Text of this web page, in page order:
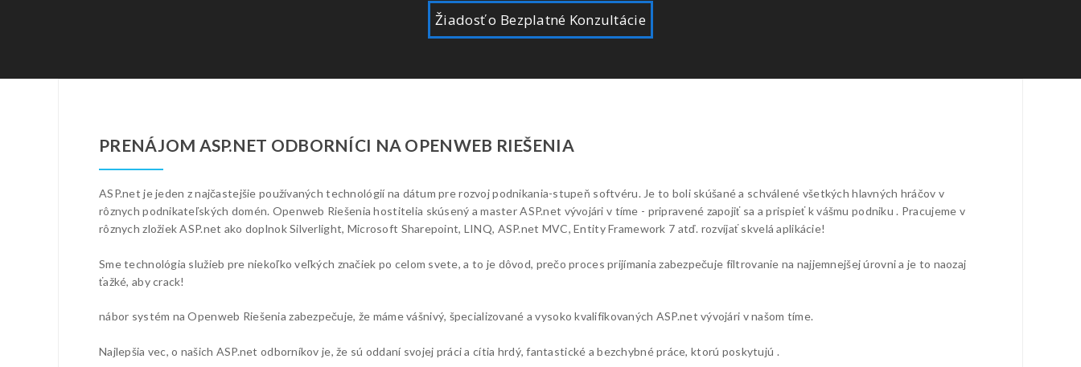
Žiadosť o Bezplatné Konzultácie
PRENÁJOM ASP.NET ODBORNÍCI NA OPENWEB RIEŠENIA
ASP.net je jeden z najčastejšie používaných technológií na dátum pre rozvoj podnikania-stupeň softvéru. Je to boli skúšané a schválené všetkých hlavných hráčov v
rôznych podnikateľských domén. Openweb Riešenia hostitelia skúsený a master ASP.net vývojári v tíme - pripravené zapojiť sa a prispieť k vášmu podniku . Pracujeme v
rôznych zložiek ASP.net ako doplnok Silverlight, Microsoft Sharepoint, LINQ, ASP.net MVC, Entity Framework 7 atď. rozvíjať skvelá aplikácie!
Sme technológia služieb pre niekoľko veľkých značiek po celom svete, a to je dôvod, prečo proces prijímania zabezpečuje filtrovanie na najjemnejšej úrovni a je to naozaj
ťažké, aby crack!
nábor systém na Openweb Riešenia zabezpečuje, že máme vášnivý, špecializované a vysoko kvalifikovaných ASP.net vývojári v našom tíme.
Najlepšia vec, o našich ASP.net odborníkov je, že sú oddaní svojej práci a cítia hrdý, fantastické a bezchybné práce, ktorú poskytujú .